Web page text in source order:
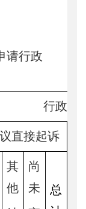
请行政
行政诉
直接起诉
其
他
尚
未
总